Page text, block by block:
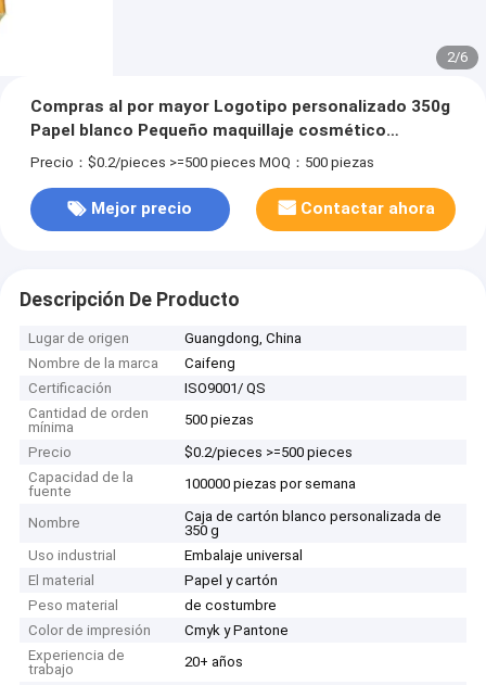
3/6
Compras al por mayor Logotipo personalizado 350g
Papel blanco Pequeño maquillaje cosmético
rectangular Cajas de papel de embalaje
Precio：$0.2/pieces >=500 pieces MOQ：500 piezas
Mejor precio Contactar ahora
Descripción De Producto
Lugar de origen
Guangdong, China
Nombre de la marca
Caifeng
Certificación
ISO9001/ QS
Cantidad de orden
mínima
500 piezas
Precio
$0.2/pieces >=500 pieces
Capacidad de la
fuente
100000 piezas por semana
Nombre
Caja de cartón blanco personalizada de
350 g
Uso industrial
Embalaje universal
El material
Papel y cartón
Peso material
de costumbre
Color de impresión
Cmyk y Pantone
Experiencia de
trabajo
20+ años